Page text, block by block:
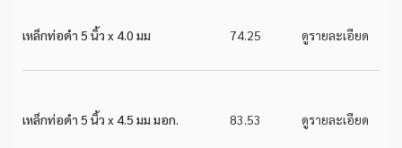
เหล็กท่อดำ 5 นิ้ว x 4.0 มม 74.25 ดูรายละเอียด
เหล็กท่อดำ 5 นิ้ว x 4.5 มม มอก. 83.53 ดูรายละเอียด